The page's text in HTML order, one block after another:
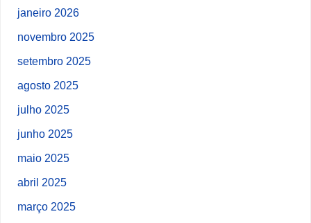
janeiro 2026
novembro 2025
setembro 2025
agosto 2025
julho 2025
junho 2025
maio 2025
abril 2025
março 2025